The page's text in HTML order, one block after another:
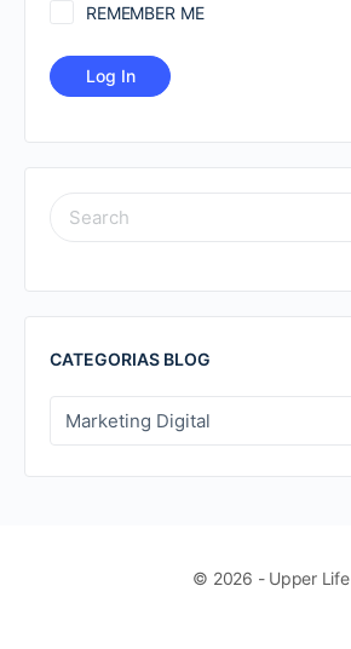
REMEMBER ME
SEARCH
FOR:
CATEGORIAS BLOG
CATEGORIAS
BLOG
© 2026 - Upper Life